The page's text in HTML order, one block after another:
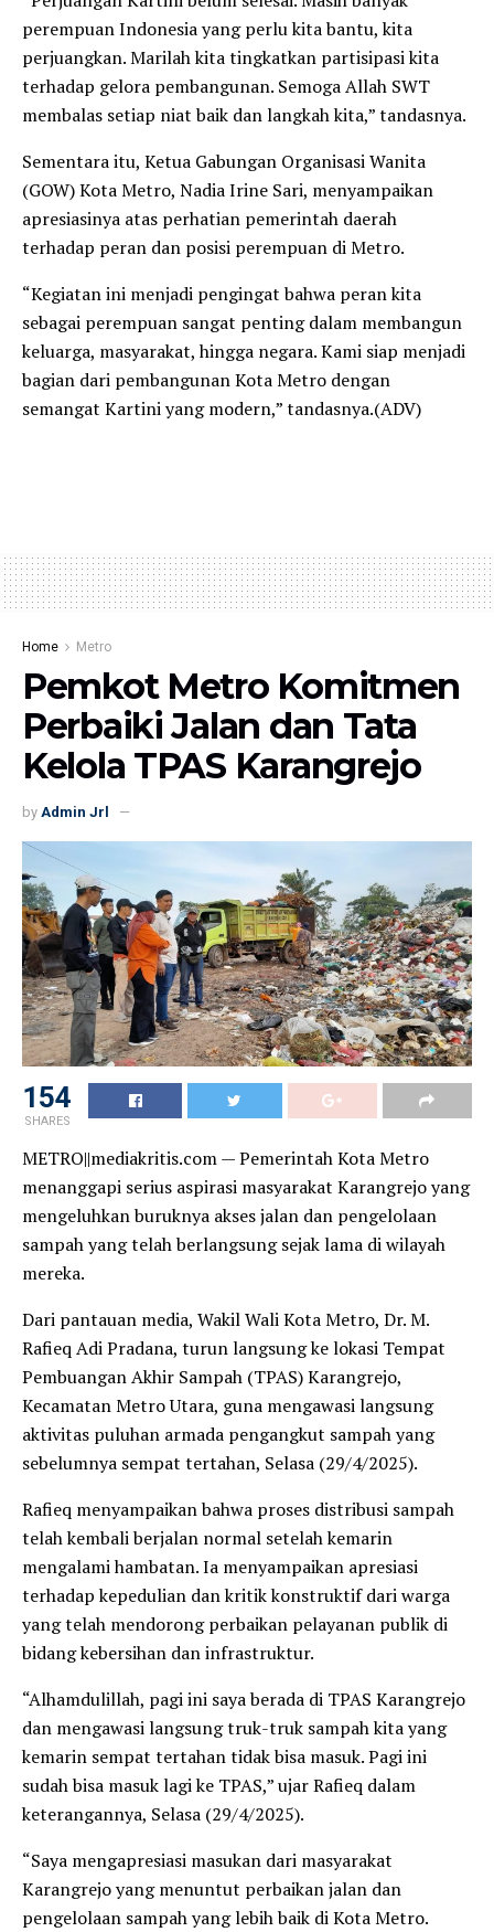
perempuan Indonesia yang perlu kita bantu, kita
perjuangkan. Marilah kita tingkatkan partisipasi kita
terhadap gelora pembangunan. Semoga Allah SWT
membalas setiap niat baik dan langkah kita,” tandasnya.
Sementara itu, Ketua Gabungan Organisasi Wanita
(GOW) Kota Metro, Nadia Irine Sari, menyampaikan
apresiasinya atas perhatian pemerintah daerah
terhadap peran dan posisi perempuan di Metro.
“Kegiatan ini menjadi pengingat bahwa peran kita
sebagai perempuan sangat penting dalam membangun
keluarga, masyarakat, hingga negara. Kami siap menjadi
bagian dari pembangunan Kota Metro dengan
semangat Kartini yang modern,” tandasnya.(ADV)
Home Metro
Pemkot Metro Komitmen
Perbaiki Jalan dan Tata
Kelola TPAS Karangrejo
by Admin Jrl
154
SHARES
METRO||mediakritis.com — Pemerintah Kota Metro
menanggapi serius aspirasi masyarakat Karangrejo yang
mengeluhkan buruknya akses jalan dan pengelolaan
sampah yang telah berlangsung sejak lama di wilayah
mereka.
Dari pantauan media, Wakil Wali Kota Metro, Dr. M.
Rafieq Adi Pradana, turun langsung ke lokasi Tempat
Pembuangan Akhir Sampah (TPAS) Karangrejo,
Kecamatan Metro Utara, guna mengawasi langsung
aktivitas puluhan armada pengangkut sampah yang
sebelumnya sempat tertahan, Selasa (29/4/2025).
Rafieq menyampaikan bahwa proses distribusi sampah
telah kembali berjalan normal setelah kemarin
mengalami hambatan. Ia menyampaikan apresiasi
terhadap kepedulian dan kritik konstruktif dari warga
yang telah mendorong perbaikan pelayanan publik di
bidang kebersihan dan infrastruktur.
“Alhamdulillah, pagi ini saya berada di TPAS Karangrejo
dan mengawasi langsung truk-truk sampah kita yang
kemarin sempat tertahan tidak bisa masuk. Pagi ini
sudah bisa masuk lagi ke TPAS,” ujar Rafieq dalam
keterangannya, Selasa (29/4/2025).
“Saya mengapresiasi masukan dari masyarakat
Karangrejo yang menuntut perbaikan jalan dan
pengelolaan sampah yang lebih baik di Kota Metro.